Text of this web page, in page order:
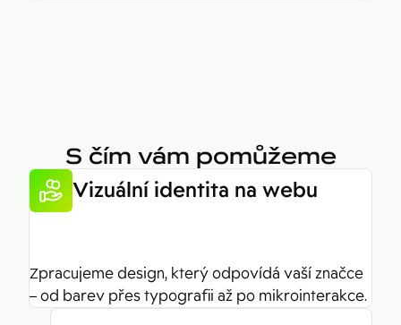
S čím vám pomůžeme
Vizuální identita na webu
Zpracujeme design, který odpovídá vaší značce
– od barev přes typografii až po mikrointerakce.